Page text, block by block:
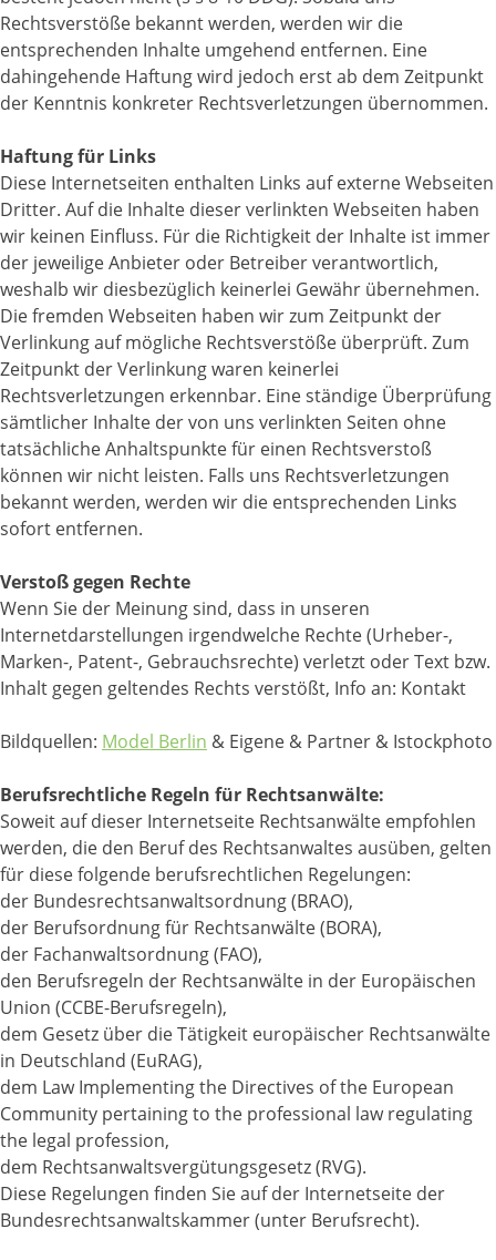
Rechtsverstöße bekannt werden, werden wir die
entsprechenden Inhalte umgehend entfernen. Eine
dahingehende Haftung wird jedoch erst ab dem Zeitpunkt
der Kenntnis konkreter Rechtsverletzungen übernommen.
Haftung für Links
Diese Internetseiten enthalten Links auf externe Webseiten
Dritter. Auf die Inhalte dieser verlinkten Webseiten haben
wir keinen Einfluss. Für die Richtigkeit der Inhalte ist immer
der jeweilige Anbieter oder Betreiber verantwortlich,
weshalb wir diesbezüglich keinerlei Gewähr übernehmen.
Die fremden Webseiten haben wir zum Zeitpunkt der
Verlinkung auf mögliche Rechtsverstöße überprüft. Zum
Zeitpunkt der Verlinkung waren keinerlei
Rechtsverletzungen erkennbar. Eine ständige Überprüfung
sämtlicher Inhalte der von uns verlinkten Seiten ohne
tatsächliche Anhaltspunkte für einen Rechtsverstoß
können wir nicht leisten. Falls uns Rechtsverletzungen
bekannt werden, werden wir die entsprechenden Links
sofort entfernen.
Verstoß gegen Rechte
Wenn Sie der Meinung sind, dass in unseren
Internetdarstellungen irgendwelche Rechte (Urheber-,
Marken-, Patent-, Gebrauchsrechte) verletzt oder Text bzw.
Inhalt gegen geltendes Rechts verstößt, Info an: Kontakt
Bildquellen: Model Berlin & Eigene & Partner & Istockphoto
Berufsrechtliche Regeln für Rechtsanwälte:
Soweit auf dieser Internetseite Rechtsanwälte empfohlen
werden, die den Beruf des Rechtsanwaltes ausüben, gelten
für diese folgende berufsrechtlichen Regelungen:
der Bundesrechtsanwaltsordnung (BRAO),
der Berufsordnung für Rechtsanwälte (BORA),
der Fachanwaltsordnung (FAO),
den Berufsregeln der Rechtsanwälte in der Europäischen
Union (CCBE-Berufsregeln),
dem Gesetz über die Tätigkeit europäischer Rechtsanwälte
in Deutschland (EuRAG),
dem Law Implementing the Directives of the European
Community pertaining to the professional law regulating
the legal profession,
dem Rechtsanwaltsvergütungsgesetz (RVG).
Diese Regelungen finden Sie auf der Internetseite der
Bundesrechtsanwaltskammer (unter Berufsrecht).